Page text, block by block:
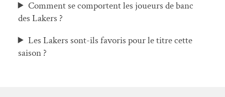
Comment se comportent les joueurs de banc
des Lakers ?
Les Lakers sont-ils favoris pour le titre cette
saison ?